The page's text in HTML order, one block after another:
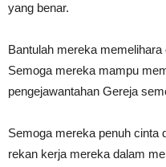
yang benar.
Bantulah mereka
Semoga mereka mampu
pengejawantahan Gereja
Semoga mereka penuh cinta
rekan kerja mereka dalam